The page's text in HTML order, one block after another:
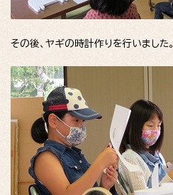
その後、ヤギの時計作りを行いました。